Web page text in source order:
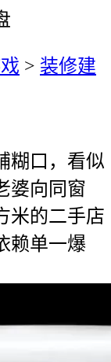
> 装修建
口，看似
婆向同窗
米的二手店
赖单一爆